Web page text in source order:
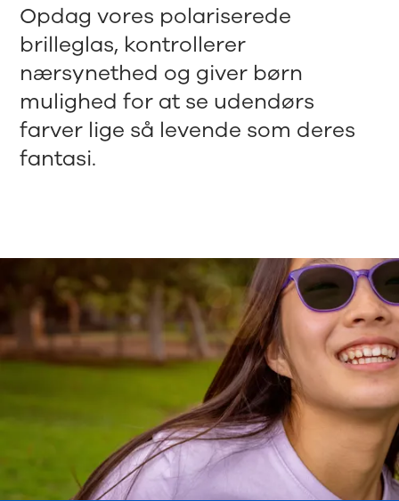
Opdag vores polariserede
brilleglas, kontrollerer
nærsynethed og giver børn
mulighed for at se udendørs
farver lige så levende som deres
fantasi.